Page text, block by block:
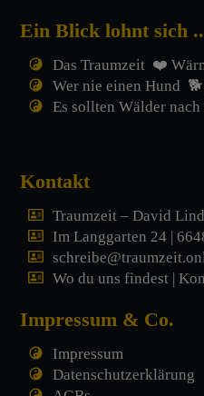
Ein Blick lohnt sich
Das Traumzeit ❤️
Wer nie einen Hund
Es sollten Wälder nach
Kontakt
Traumzeit – David
Im Langgarten 24 |
Wo du uns findest |
Impressum & Co.
Impressum
Datenschutzerklärung